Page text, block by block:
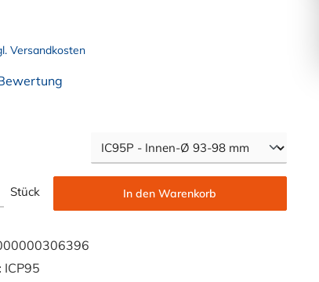
Versandkosten
Stück In den Warenkorb
ICP95